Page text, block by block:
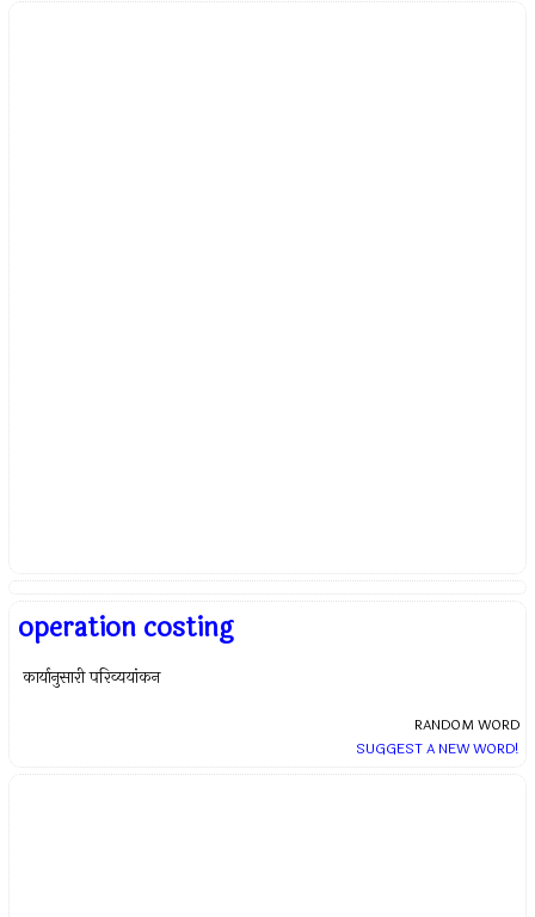
operation costing
कार्यानुसारी परिव्ययांकन
RANDOM WORD
SUGGEST A NEW WORD!